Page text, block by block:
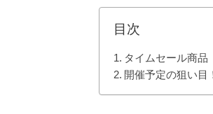
目次
タイムセール商品
開催予定の狙い目